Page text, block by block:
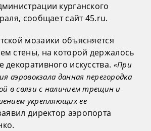
курганского
сообщает сайт 45.ru.
мозаики объясняется
стены, на которой держалось
декоративного искусства. «При
аэровокзала данная перегородка
в связи с наличием трещин и
укрепляющих ее
директор аэропорта